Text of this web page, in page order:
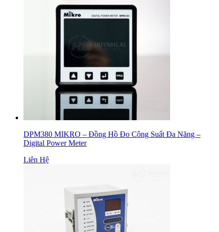
DPM380 MIKRO – Đồng Hồ Đo Công Suất Đa Năng –
Digital Power Meter
Liên Hệ